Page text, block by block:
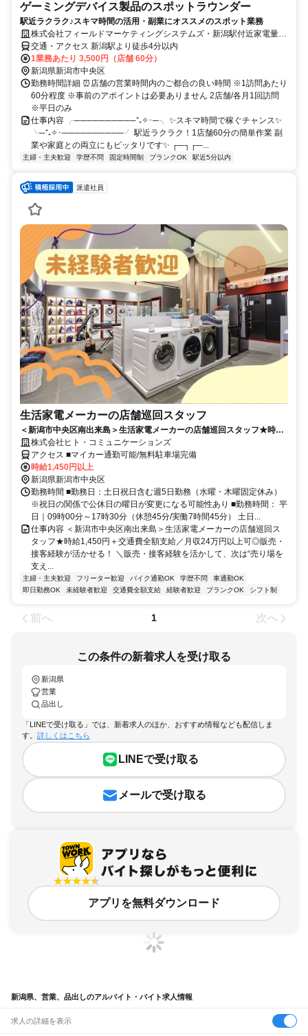
ゲーミングデバイス製品のスポットラウンダー
駅近ラクラク♪スキマ時間の活用・副業にオススメのスポット業務
株式会社フィールドマーケティングシステムズ・新潟駅付近家電量販
店/2607C22hlann
交通・アクセス 新潟駅より徒歩4分以内
1業務あたり 3,500円（店舗 60分）
新潟県新潟市中央区
勤務時間詳細 ⏰店舗の営業時間内のご都合の良い時間 ※1訪問あたり
60分程度 ※事前のアポイントは必要ありません 2店舗/各月1回訪問
※平日のみ
仕事内容 ╭──────────⁺₊✧･─╮ ✨スキマ時間で稼ぐチャンス✨
╰─⁺₊✧･──────────╯ 駅近ラクラク！1店舗60分の簡単作業 副
業や家庭との両立にもピッタリです✨ ┌─┐┌─...
主婦・主夫歓迎 学歴不問 固定時間制 ブランクOK 駅近5分以内
派遣社員
生活家電メーカーの店舗巡回スタッフ
＜新潟市中央区南出来島＞生活家電メーカーの店舗巡回スタッフ★時給
1,450円＋交通費全額支給／月収24万円以上可◎販売・接客経験が活か
せる！
株式会社ヒト・コミュニケーションズ
アクセス ■マイカー通勤可能/無料駐車場完備
時給1,450円以上
新潟県新潟市中央区
勤務時間 ■勤務日：土日祝日含む週5日勤務（水曜・木曜固定休み）
※祝日の関係で公休日の曜日が変更になる可能性あり ■勤務時間： 平
日｜09時00分～17時30分（休憩45分/実働7時間45分） 土日...
仕事内容 ＜新潟市中央区南出来島＞生活家電メーカーの店舗巡回ス
タッフ★時給1,450円＋交通費全額支給／月収24万円以上可◎販売・
接客経験が活かせる！ ＼販売・接客経験を活かして、次は“売り場を
支え...
主婦・主夫歓迎 フリーター歓迎 バイク通勤OK 学歴不問
車通勤OK
即日勤務OK
未経験者歓迎 交通費全額支給 経験者歓迎 ブランクOK シフト制
前へ 1 次へ
この条件の新着求人を受け取る
新潟県
営業
品出し
「LINEで受け取る」では、新着求人のほか、おすすめ情報なども配信しま
す。 詳しくはこちら
LINEで受け取る
メールで受け取る
アプリを無料ダウンロード
新潟県、営業、品出しのアルバイト・バイト求人情報
求人の詳細を表示